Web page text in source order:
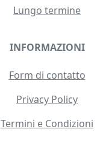
Lungo termine
INFORMAZIONI
Form di contatto
Privacy Policy
Termini e Condizioni